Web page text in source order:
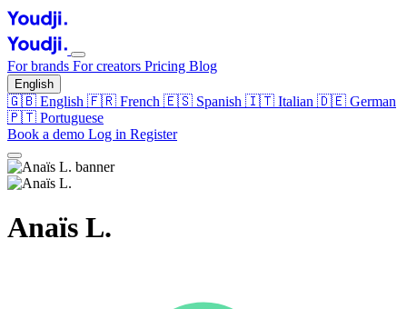
For brands For creators Pricing Blog
English
🇬🇧 English 🇫🇷 French 🇪🇸 Spanish 🇮🇹 Italian 🇩🇪 German
🇵🇹 Portuguese
Book a demo Log in Register
Anaïs L.